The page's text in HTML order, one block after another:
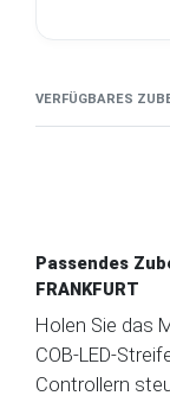
VERFÜGBARES
Passendes
FRANKFURT
Holen Sie das
COB-LED-
Controllern